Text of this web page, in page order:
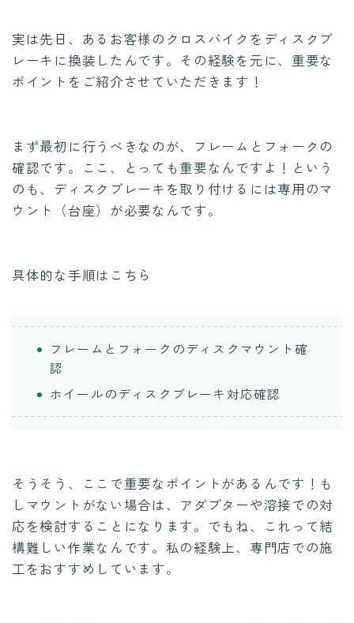
実は先日、あるお客様のクロスバイクをディスクブ
レーキに換装したんです。その経験を元に、重要な
ポイントをご紹介させていただきます！
まず最初に行うべきなのが、フレームとフォークの
確認です。ここ、とっても重要なんですよ！という
のも、ディスクブレーキを取り付けるには専用のマ
ウント（台座）が必要なんです。
具体的な手順はこちら
フレームとフォークのディスクマウント確
認
ホイールのディスクブレーキ対応確認
そうそう、ここで重要なポイントがあるんです！も
しマウントがない場合は、アダプターや溶接での対
応を検討することになります。でもね、これって結
構難しい作業なんです。私の経験上、専門店での施
工をおすすめしています。